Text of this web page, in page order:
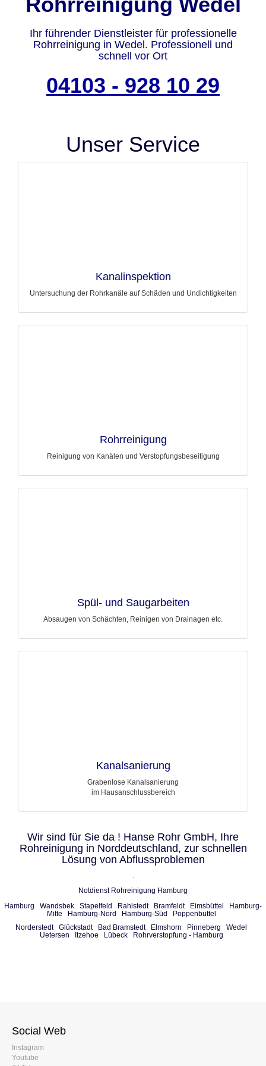
Ihr führender Dienstleister für professionelle
Rohrreinigung in Wedel. Professionell und
schnell vor Ort
04103 - 928 10 29
Unser Service
Kanalinspektion
Untersuchung der Rohrkanäle auf Schäden und Undichtigkeiten
Rohrreinigung
Reinigung von Kanälen und Verstopfungsbeseitigung
Spül- und Saugarbeiten
Absaugen von Schächten, Reinigen von Drainagen etc.
Kanalsanierung
Grabenlose Kanalsanierung
im Hausanschlussbereich
Wir sind für Sie da ! Hanse Rohr GmbH, Ihre
Rohreinigung in Norddeutschland, zur schnellen
Lösung von Abflussproblemen
.
Notdienst Rohreinigung Hamburg
Hamburg
Wandsbek Stapelfeld Rahlstedt Bramfeldt Eimsbüttel
Hamburg-
Mitte
Hamburg-Nord Hamburg-Süd
Poppenbüttel
Norderstedt Glückstadt Bad Bramstedt Elmshorn Pinneberg
Wedel
Uetersen
Itzehoe Lübeck Rohrverstopfung - Hamburg
Social Web
Instagram
Youtube